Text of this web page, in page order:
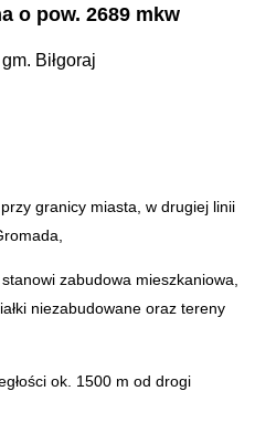
o pow. 2689 mkw
Biłgoraj
granicy miasta, w drugiej linii
zabudowa mieszkaniowa,
niezabudowane oraz tereny
ok. 1500 m od drogi